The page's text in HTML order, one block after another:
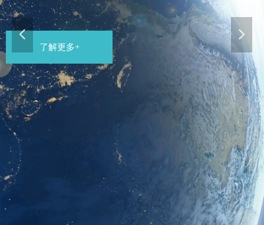
了解更多+
넳 넲